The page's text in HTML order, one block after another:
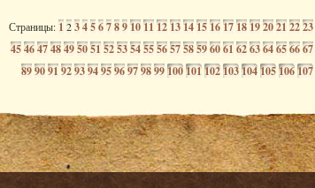
Страницы:1 234567891011121314151617181920212223
4546474849505152535455565758596061626364656667
8990919293949596979899100101102103104105106107